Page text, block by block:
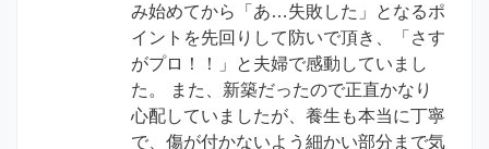
み始めてから「あ…失敗した」となるポ
イントを先回りして防いで頂き、「さす
がプロ！！」と夫婦で感動していまし
た。 また、新築だったので正直かなり
心配していましたが、養生も本当に丁寧
で、傷が付かないよう細かい部分まで気